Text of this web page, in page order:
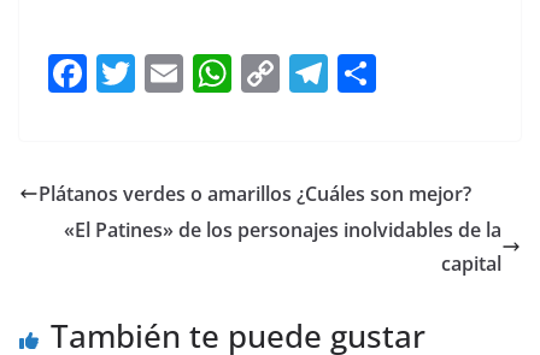
F
e
b
k
T
er
E
l
W
s
A
C
y
Li
T
gr
a
e
Plátanos verdes o amarillos ¿Cuáles son mejor?
«El Patines» de los personajes inolvidables de la
capital
También te puede gustar